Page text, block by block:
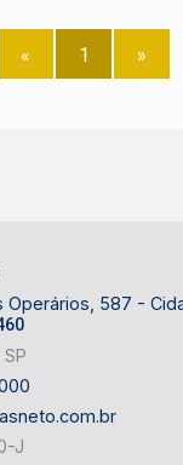
« 1 »
Operários, 587 -
J